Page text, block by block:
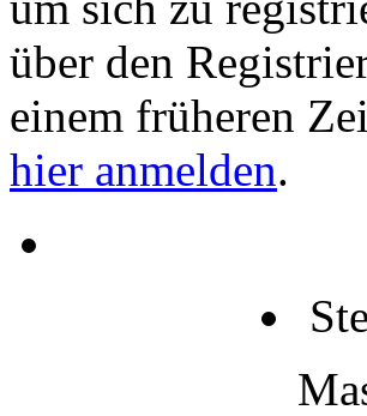
über den
einem früheren
hier anmelden.